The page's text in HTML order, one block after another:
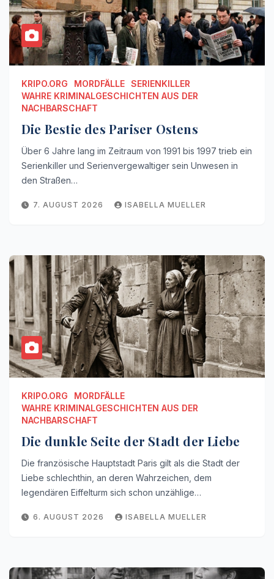
KRIPO.ORG MORDFÄLLE SERIENKILLER
WAHRE KRIMINALGESCHICHTEN AUS DER
NACHBARSCHAFT
Die Bestie des Pariser Ostens
Über 6 Jahre lang im Zeitraum von 1991 bis 1997 trieb ein
Serienkiller und Serienvergewaltiger sein Unwesen in
den Straßen…
7. AUGUST 2026 ISABELLA MUELLER
KRIPO.ORG
MORDFÄLLE
WAHRE KRIMINALGESCHICHTEN AUS DER
NACHBARSCHAFT
Die dunkle Seite der Stadt der Liebe
Die französische Hauptstadt Paris gilt als die Stadt der
Liebe schlechthin, an deren Wahrzeichen, dem
legendären Eiffelturm sich schon unzählige…
6. AUGUST 2026 ISABELLA MUELLER